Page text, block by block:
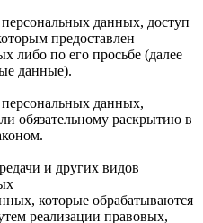
данных, доступ
предоставлен
либо по его просьбе (далее
данные).
персональных данных,
обязательному раскрытию в
и других видов
которые обрабатываются
реализации правовых,